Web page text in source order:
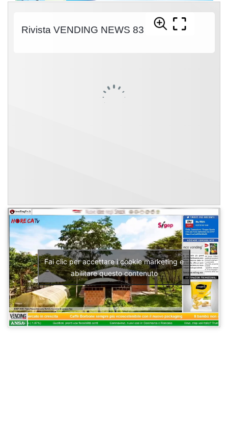
Fai clic per accettare i cookie marketing e
abilitare questo contenuto